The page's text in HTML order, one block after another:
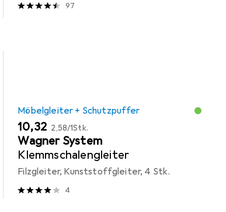
97
Möbelgleiter + Schutzpuffer
EUR
10,32 EUR
2,58/1Stk.
Wagner System
Klemmschalengleiter
Filzgleiter, Kunststoffgleiter, 4 Stk.
4